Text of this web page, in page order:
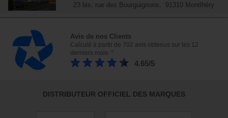
23 bis, rue des Bourguignons, 91310 Montlhéry
Avis de nos Clients
Calculé à partir de 702 avis obtenus sur les 12
derniers mois. *
4.65/5
DISTRIBUTEUR OFFICIEL DES MARQUES